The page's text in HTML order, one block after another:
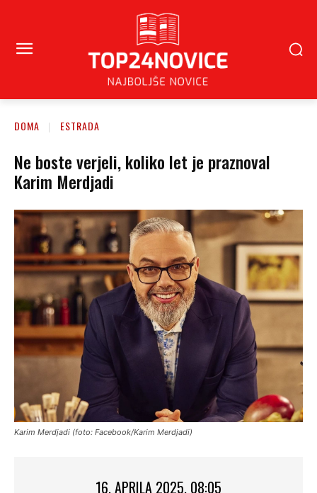
DOMA ESTRADA
Ne boste verjeli, koliko let je praznoval
Karim Merdjadi
Karim Merdjadi (foto: Facebook/Karim Merdjadi)
16. APRILA 2025, 08:05